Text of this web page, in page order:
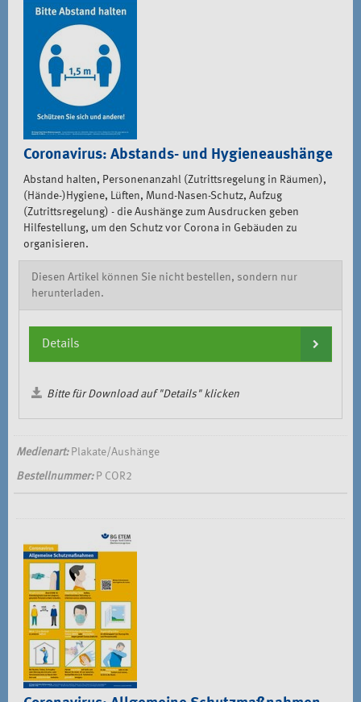
Coronavirus: Abstands- und Hygieneaushänge
Abstand halten, Personenanzahl (Zutrittsregelung in Räumen),
(Hände-)Hygiene, Lüften, Mund-Nasen-Schutz, Aufzug
(Zutrittsregelung) - die Aushänge zum Ausdrucken geben
Hilfestellung, um den Schutz vor Corona in Gebäuden zu
organisieren.
Diesen Artikel können Sie nicht bestellen, sondern nur
herunterladen.
Details
Bitte für Download auf "Details" klicken
Medienart:Plakate/Aushänge
Bestellnummer:P COR2